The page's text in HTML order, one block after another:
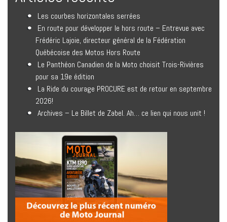
Les courbes horizontales serrées
En route pour développer le hors route – Entrevue avec
Frédéric Lajoie, directeur général de la Fédération
Québécoise des Motos Hors Route
Le Panthéon Canadien de la Moto choisit Trois-Rivières
pour sa 19e édition
La Ride du courage PROCURE est de retour en septembre
2026!
Archives – Le Billet de Zabel. Ah… ce lien qui nous unit !